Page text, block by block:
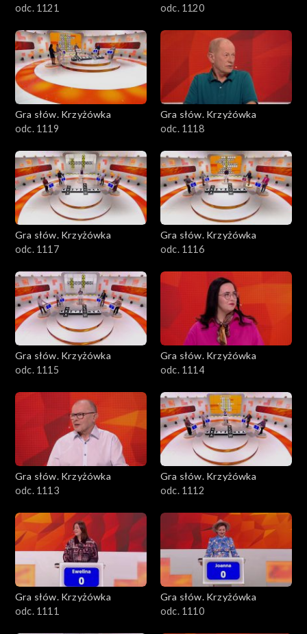
odc. 1121
odc. 1120
Gra słów. Krzyżówka
odc. 1119
Gra słów. Krzyżówka
odc. 1118
Gra słów. Krzyżówka
odc. 1117
Gra słów. Krzyżówka
odc. 1116
Gra słów. Krzyżówka
odc. 1115
Gra słów. Krzyżówka
odc. 1114
Gra słów. Krzyżówka
odc. 1113
Gra słów. Krzyżówka
odc. 1112
Gra słów. Krzyżówka
odc. 1111
Gra słów. Krzyżówka
odc. 1110